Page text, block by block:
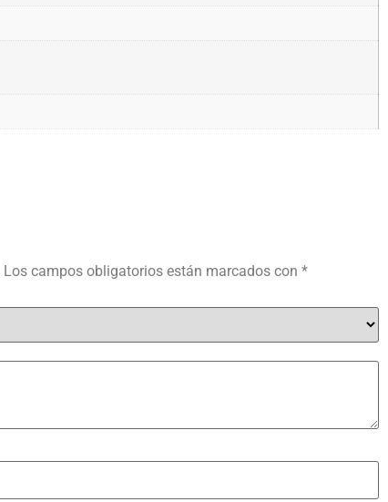
Los campos obligatorios están marcados con *